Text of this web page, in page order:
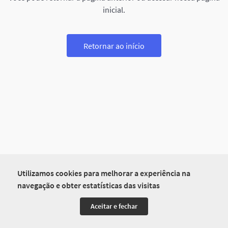
Utilizamos cookies para melhorar a experiência na
navegação e obter estatísticas das visitas
Aceitar e fechar
inicial.
Retornar ao início